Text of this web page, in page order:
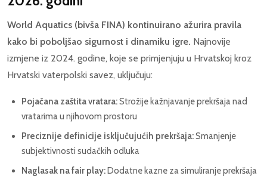
World Aquatics (bivša FINA) kontinuirano ažurira pravila
kako bi poboljšao sigurnost i dinamiku igre. Najnovije
izmjene iz 2024. godine, koje se primjenjuju u Hrvatskoj kroz
Hrvatski vaterpolski savez, uključuju:
Pojačana zaštita vratara:Strožije kažnjavanje prekršaja nad
vratarima u njihovom prostoru
Preciznije definicije isključujućih prekršaja:Smanjenje
subjektivnosti sudačkih odluka
Naglasak na fair play:Dodatne kazne za simuliranje prekršaja